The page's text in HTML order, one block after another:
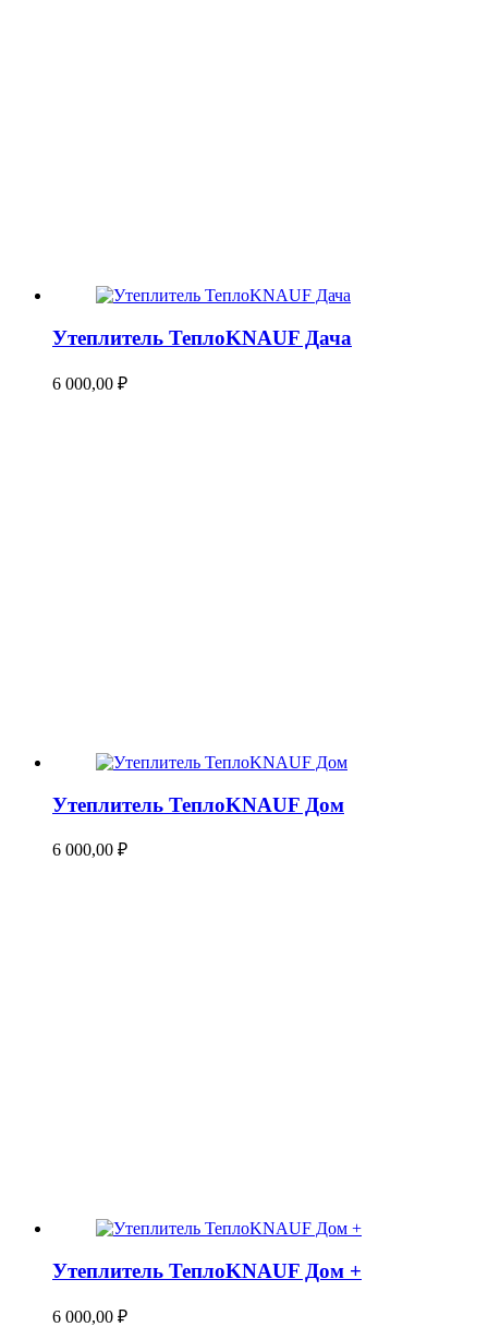
Утеплитель ТеплоKNAUF Дача
6 000,00 ₽
Утеплитель ТеплоKNAUF Дом
6 000,00 ₽
Утеплитель ТеплоKNAUF Дом +
6 000,00 ₽